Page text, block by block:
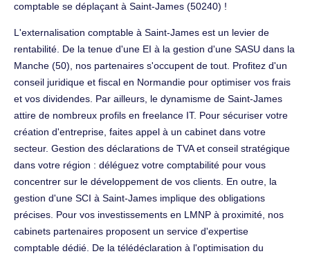
comptable se déplaçant à Saint-James (50240) !
L'externalisation comptable à Saint-James est un levier de
rentabilité. De la tenue d'une EI à la gestion d'une SASU dans la
Manche (50), nos partenaires s'occupent de tout. Profitez d'un
conseil juridique et fiscal en Normandie pour optimiser vos frais
et vos dividendes. Par ailleurs, le dynamisme de Saint-James
attire de nombreux profils en freelance IT. Pour sécuriser votre
création d'entreprise, faites appel à un cabinet dans votre
secteur. Gestion des déclarations de TVA et conseil stratégique
dans votre région : déléguez votre comptabilité pour vous
concentrer sur le développement de vos clients. En outre, la
gestion d'une SCI à Saint-James implique des obligations
précises. Pour vos investissements en LMNP à proximité, nos
cabinets partenaires proposent un service d'expertise
comptable dédié. De la télédéclaration à l'optimisation du